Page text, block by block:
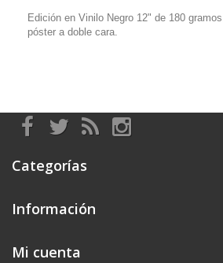
Edición en Vinilo Negro 12" de 180
póster a doble cara.
Categorías
Información
Mi cuenta